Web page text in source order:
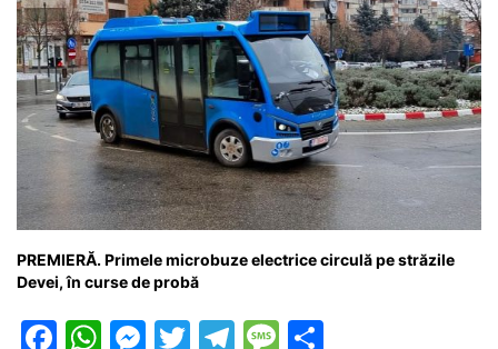
PREMIERĂ. Primele microbuze electrice circulă pe străzile
Devei, în curse de probă
F W M T T M